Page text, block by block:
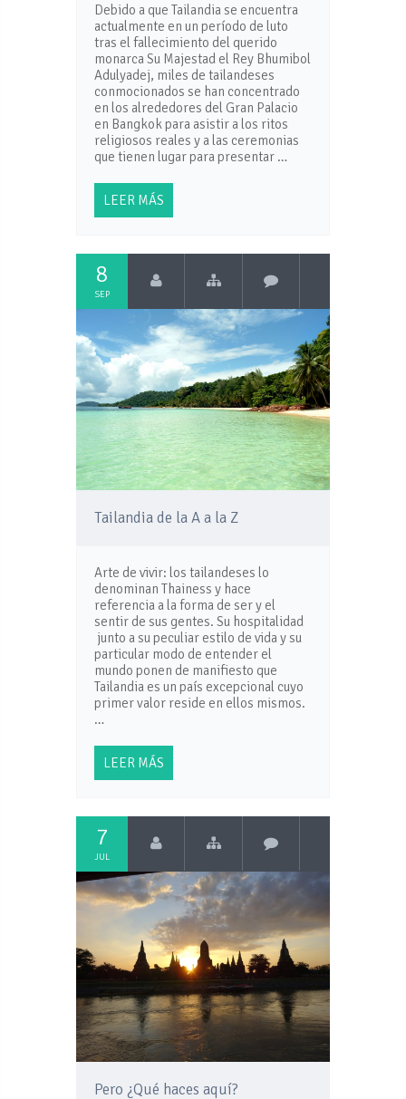
Debido a que Tailandia se encuentra
actualmente en un período de luto
tras el fallecimiento del querido
monarca Su Majestad el Rey Bhumibol
Adulyadej, miles de tailandeses
conmocionados se han concentrado
en los alrededores del Gran Palacio
en Bangkok para asistir a los ritos
religiosos reales y a las ceremonias
que tienen lugar para presentar …
LEER MÁS
8
SEP
Tailandia de la A a la Z
Arte de vivir: los tailandeses lo
denominan Thainess y hace
referencia a la forma de ser y el
sentir de sus gentes. Su hospitalidad
junto a su peculiar estilo de vida y su
particular modo de entender el
mundo ponen de manifiesto que
Tailandia es un país excepcional cuyo
primer valor reside en ellos mismos.
…
LEER MÁS
7
JUL
Pero ¿Qué haces aquí?